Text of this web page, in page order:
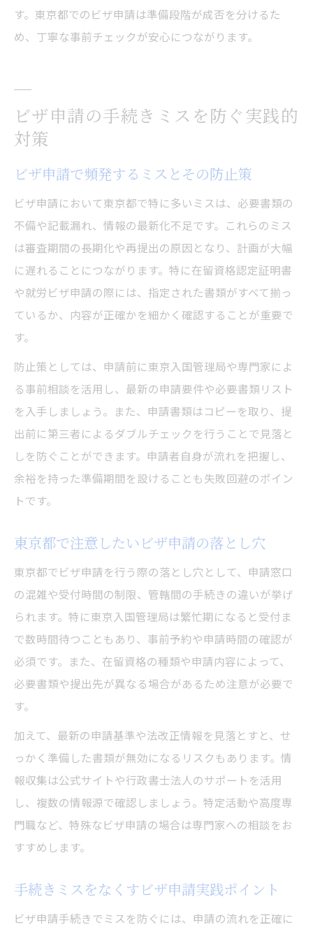
す。東京都でのビザ申請は準備段階が成否を分けるた
め、丁寧な事前チェックが安心につながります。
ビザ申請の手続きミスを防ぐ実践的
対策
ビザ申請で頻発するミスとその防止策
ビザ申請において東京都で特に多いミスは、必要書類の
不備や記載漏れ、情報の最新化不足です。これらのミス
は審査期間の長期化や再提出の原因となり、計画が大幅
に遅れることにつながります。特に在留資格認定証明書
や就労ビザ申請の際には、指定された書類がすべて揃っ
ているか、内容が正確かを細かく確認することが重要で
す。
防止策としては、申請前に東京入国管理局や専門家によ
る事前相談を活用し、最新の申請要件や必要書類リスト
を入手しましょう。また、申請書類はコピーを取り、提
出前に第三者によるダブルチェックを行うことで見落と
しを防ぐことができます。申請者自身が流れを把握し、
余裕を持った準備期間を設けることも失敗回避のポイン
トです。
東京都で注意したいビザ申請の落とし穴
東京都でビザ申請を行う際の落とし穴として、申請窓口
の混雑や受付時間の制限、管轄間の手続きの違いが挙げ
られます。特に東京入国管理局は繁忙期になると受付ま
で数時間待つこともあり、事前予約や申請時間の確認が
必須です。また、在留資格の種類や申請内容によって、
必要書類や提出先が異なる場合があるため注意が必要で
す。
加えて、最新の申請基準や法改正情報を見落とすと、せ
っかく準備した書類が無効になるリスクもあります。情
報収集は公式サイトや行政書士法人のサポートを活用
し、複数の情報源で確認しましょう。特定活動や高度専
門職など、特殊なビザ申請の場合は専門家への相談をお
すすめします。
手続きミスをなくすビザ申請実践ポイント
ビザ申請手続きでミスを防ぐには、申請の流れを正確に